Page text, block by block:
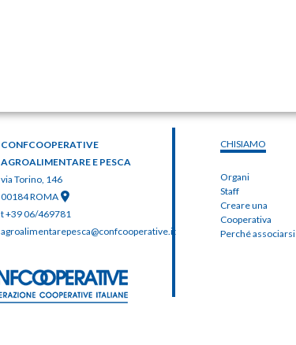
CONFCOOPERATIVE
AGROALIMENTARE E PESCA
via Torino, 146
00184 ROMA
t +39 06/469781
agroalimentarepesca@confcooperative.it
CHISIAMO
Organi
Staff
Creare una
Cooperativa
Perché associarsi